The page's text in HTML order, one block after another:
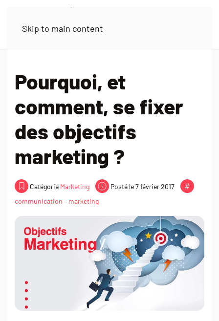
Skip to main content
Pourquoi, et
comment, se fixer
des objectifs
marketing ?
Catégorie Marketing
Posté le 7 février 2017
communication – marketing